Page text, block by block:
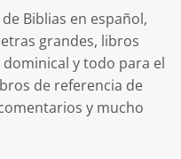
Biblias en español,
grandes, libros
y todo para el
de referencia de
y mucho